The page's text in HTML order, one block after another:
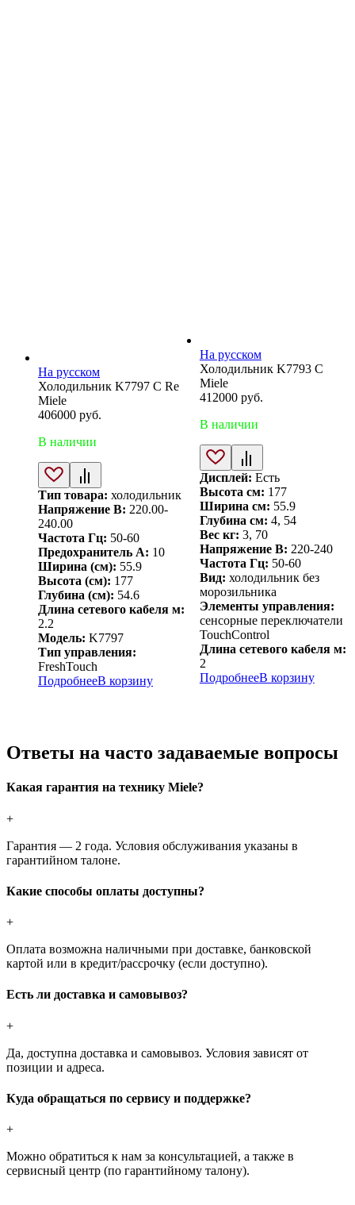
На русском
Холодильник K7797 C Re
Miele
406000 руб.
В наличии
Тип товара: холодильник
Напряжение В: 220.00-
240.00
Частота Гц: 50-60
Предохранитель А: 10
Ширина (см): 55.9
Высота (см): 177
Глубина (см): 54.6
Длина сетевого кабеля м:
2.2
Модель: K7797
Тип управления:
FreshTouch
ПодробнееВ корзину
На русском
Холодильник K7793 C
Miele
412000 руб.
В наличии
Дисплей: Есть
Высота см: 177
Ширина см: 55.9
Глубина см: 4, 54
Вес кг: 3, 70
Напряжение В: 220-240
Частота Гц: 50-60
Вид: холодильник без
морозильника
Элементы управления:
сенсорные переключатели
TouchControl
Длина сетевого кабеля м:
2
ПодробнееВ корзину
Ответы на часто задаваемые вопросы
Какая гарантия на технику Miele?
+
Гарантия — 2 года. Условия обслуживания указаны в
гарантийном талоне.
Какие способы оплаты доступны?
+
Оплата возможна наличными при доставке, банковской
картой или в кредит/рассрочку (если доступно).
Есть ли доставка и самовывоз?
+
Да, доступна доставка и самовывоз. Условия зависят от
позиции и адреса.
Куда обращаться по сервису и поддержке?
+
Можно обратиться к нам за консультацией, а также в
сервисный центр (по гарантийному талону).